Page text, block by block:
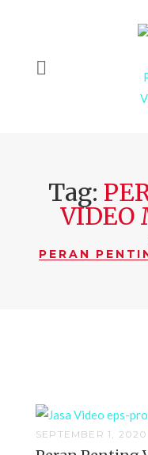
Tag:
VIDEO
PERAN
SEPTEMBER 1, 2020